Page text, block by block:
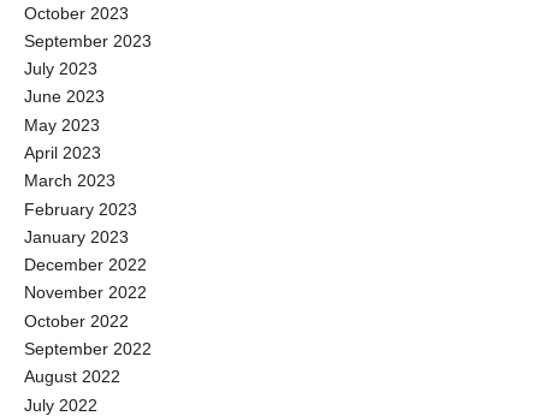
んだってわくわくしますっ！！是非皆さんにオススメしたいYouTubeチ
ャンネルです^_^♡[/ふきだし] 皆さんいかがでしたか？？ご紹介したコ
ンテンツの中で気になったものがあったら、是非チェックしてみてく
ださいね！ 来月もタレントがハマっているコンテンツを紹介するので
October 2023
September 2023
July 2023
June 2023
May 2023
April 2023
March 2023
February 2023
January 2023
December 2022
November 2022
October 2022
September 2022
August 2022
July 2022